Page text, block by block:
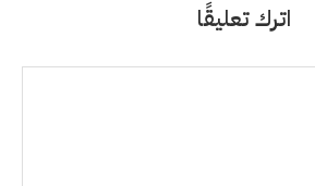
اترك تعليقًا